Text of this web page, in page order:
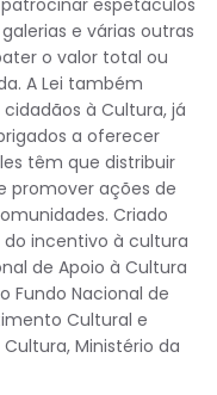
e várias outras
o valor total ou
A Lei também
à Cultura, já
a oferecer
têm que distribuir
promover ações de
Criado
do incentivo à cultura
de Apoio à Cultura
Nacional de
Cultural e
Ministério da